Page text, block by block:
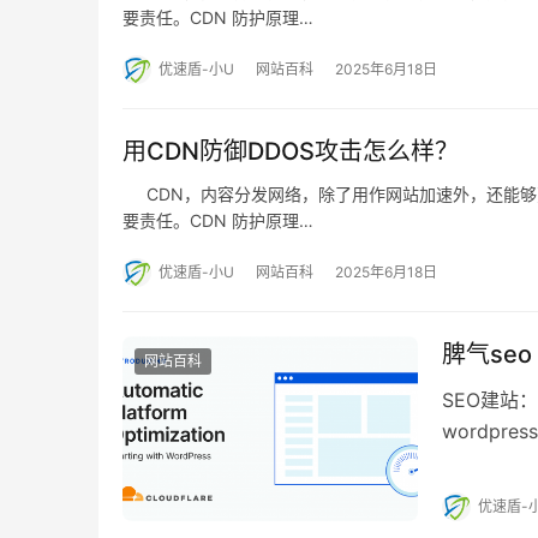
要责任。CDN 防护原理…
优速盾-小U 网站百科 2025年6月18日
用CDN防御DDOS攻击怎么样？
CDN，内容分发网络，除了用作网站加速外，还能
要责任。CDN 防护原理…
优速盾-小U 网站百科 2025年6月18日
网站百科 脾气
SEO建站
wordpress
优速盾-